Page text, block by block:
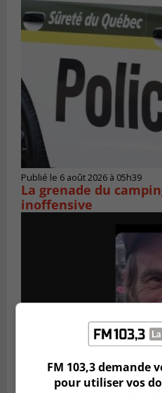
Publié le 6 août 2026 à 05h39
La grenade du
inoffensive
FM 103,3 demande
pour utiliser vos